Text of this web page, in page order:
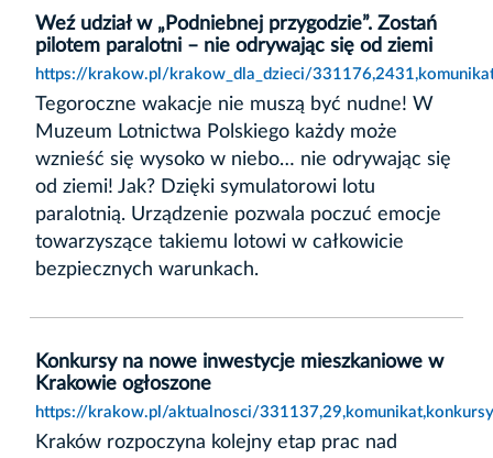
Weź udział w „Podniebnej przygodzie”. Zostań
pilotem paralotni – nie odrywając się od ziemi
https://krakow.pl/krakow_dla_dzieci/
Tegoroczne wakacje nie muszą być nudne! W
Muzeum Lotnictwa Polskiego każdy może
wznieść się wysoko w niebo… nie odrywając się
od ziemi! Jak? Dzięki symulatorowi lotu
paralotnią. Urządzenie pozwala poczuć emocje
towarzyszące takiemu lotowi w całkowicie
bezpiecznych warunkach.
Konkursy na nowe inwestycje mieszkaniowe w
Krakowie ogłoszone
https://krakow.pl/aktualnosci/
Kraków rozpoczyna kolejny etap prac nad